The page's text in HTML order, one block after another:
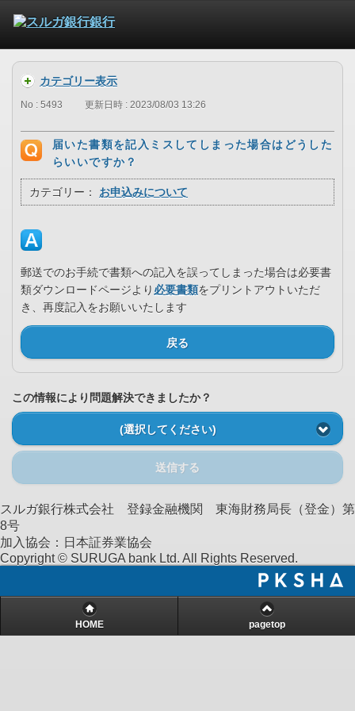
カテゴリー表示
No : 5493 更新日時 : 2023/08/03 13:26
届いた書類を記入ミスしてしまった場合はどうした
らいいですか？
カテゴリー： お申込みについて
郵送でのお手続で書類への記入を誤ってしまった場合は必要書
類ダウンロードページより 必要書類をプリントアウトいただ
き、再度記入をお願いいたします
戻る
この情報により問題解決できましたか？
(選択してください)
送信する
スルガ銀行株式会社 登録金融機関 東海財務局長（登金）第
8号
加入協会：日本証券業協会
Copyright © SURUGA bank Ltd. All Rights Reserved.
HOME pagetop